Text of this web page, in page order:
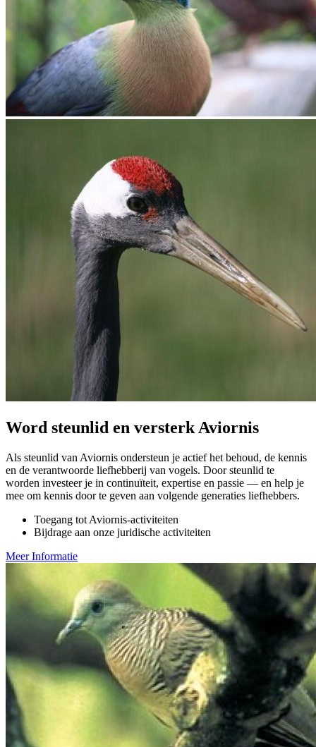
Word steunlid en versterk Aviornis
Als steunlid van Aviornis ondersteun je actief het behoud, de kennis
en de verantwoorde liefhebberij van vogels. Door steunlid te
worden investeer je in continuïteit, expertise en passie — en help je
mee om kennis door te geven aan volgende generaties liefhebbers.
Toegang tot Aviornis-activiteiten
Bijdrage aan onze juridische activiteiten
Meer Informatie